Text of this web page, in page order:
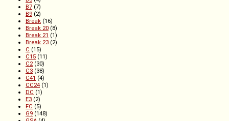
B7 (7)
B9 (2)
Break (16)
Break 20 (8)
Break 21 (1)
Break 23 (2)
C (15)
C15 (11)
C2(30)
C3 (38)
C41 (4)
CC24 (1)
DC (1)
E3 (2)
FC (5)
G9 (148)